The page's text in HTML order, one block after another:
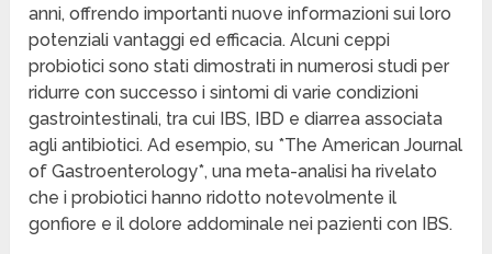
anni, offrendo importanti nuove informazioni sui loro
potenziali vantaggi ed efficacia. Alcuni ceppi
probiotici sono stati dimostrati in numerosi studi per
ridurre con successo i sintomi di varie condizioni
gastrointestinali, tra cui IBS, IBD e diarrea associata
agli antibiotici. Ad esempio, su *The American Journal
of Gastroenterology*, una meta-analisi ha rivelato
che i probiotici hanno ridotto notevolmente il
gonfiore e il dolore addominale nei pazienti con IBS.